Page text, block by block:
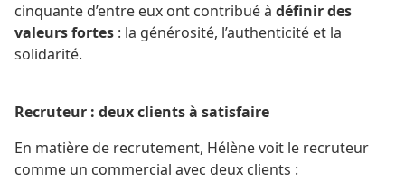
cinquante d’entre eux ont contribué à définir des
valeurs fortes : la générosité, l’authenticité et la
solidarité.
Recruteur : deux clients à satisfaire
En matière de recrutement, Hélène voit le recruteur
comme un commercial avec deux clients :